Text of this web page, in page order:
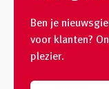
Ben je
voor klanten?
plezier.